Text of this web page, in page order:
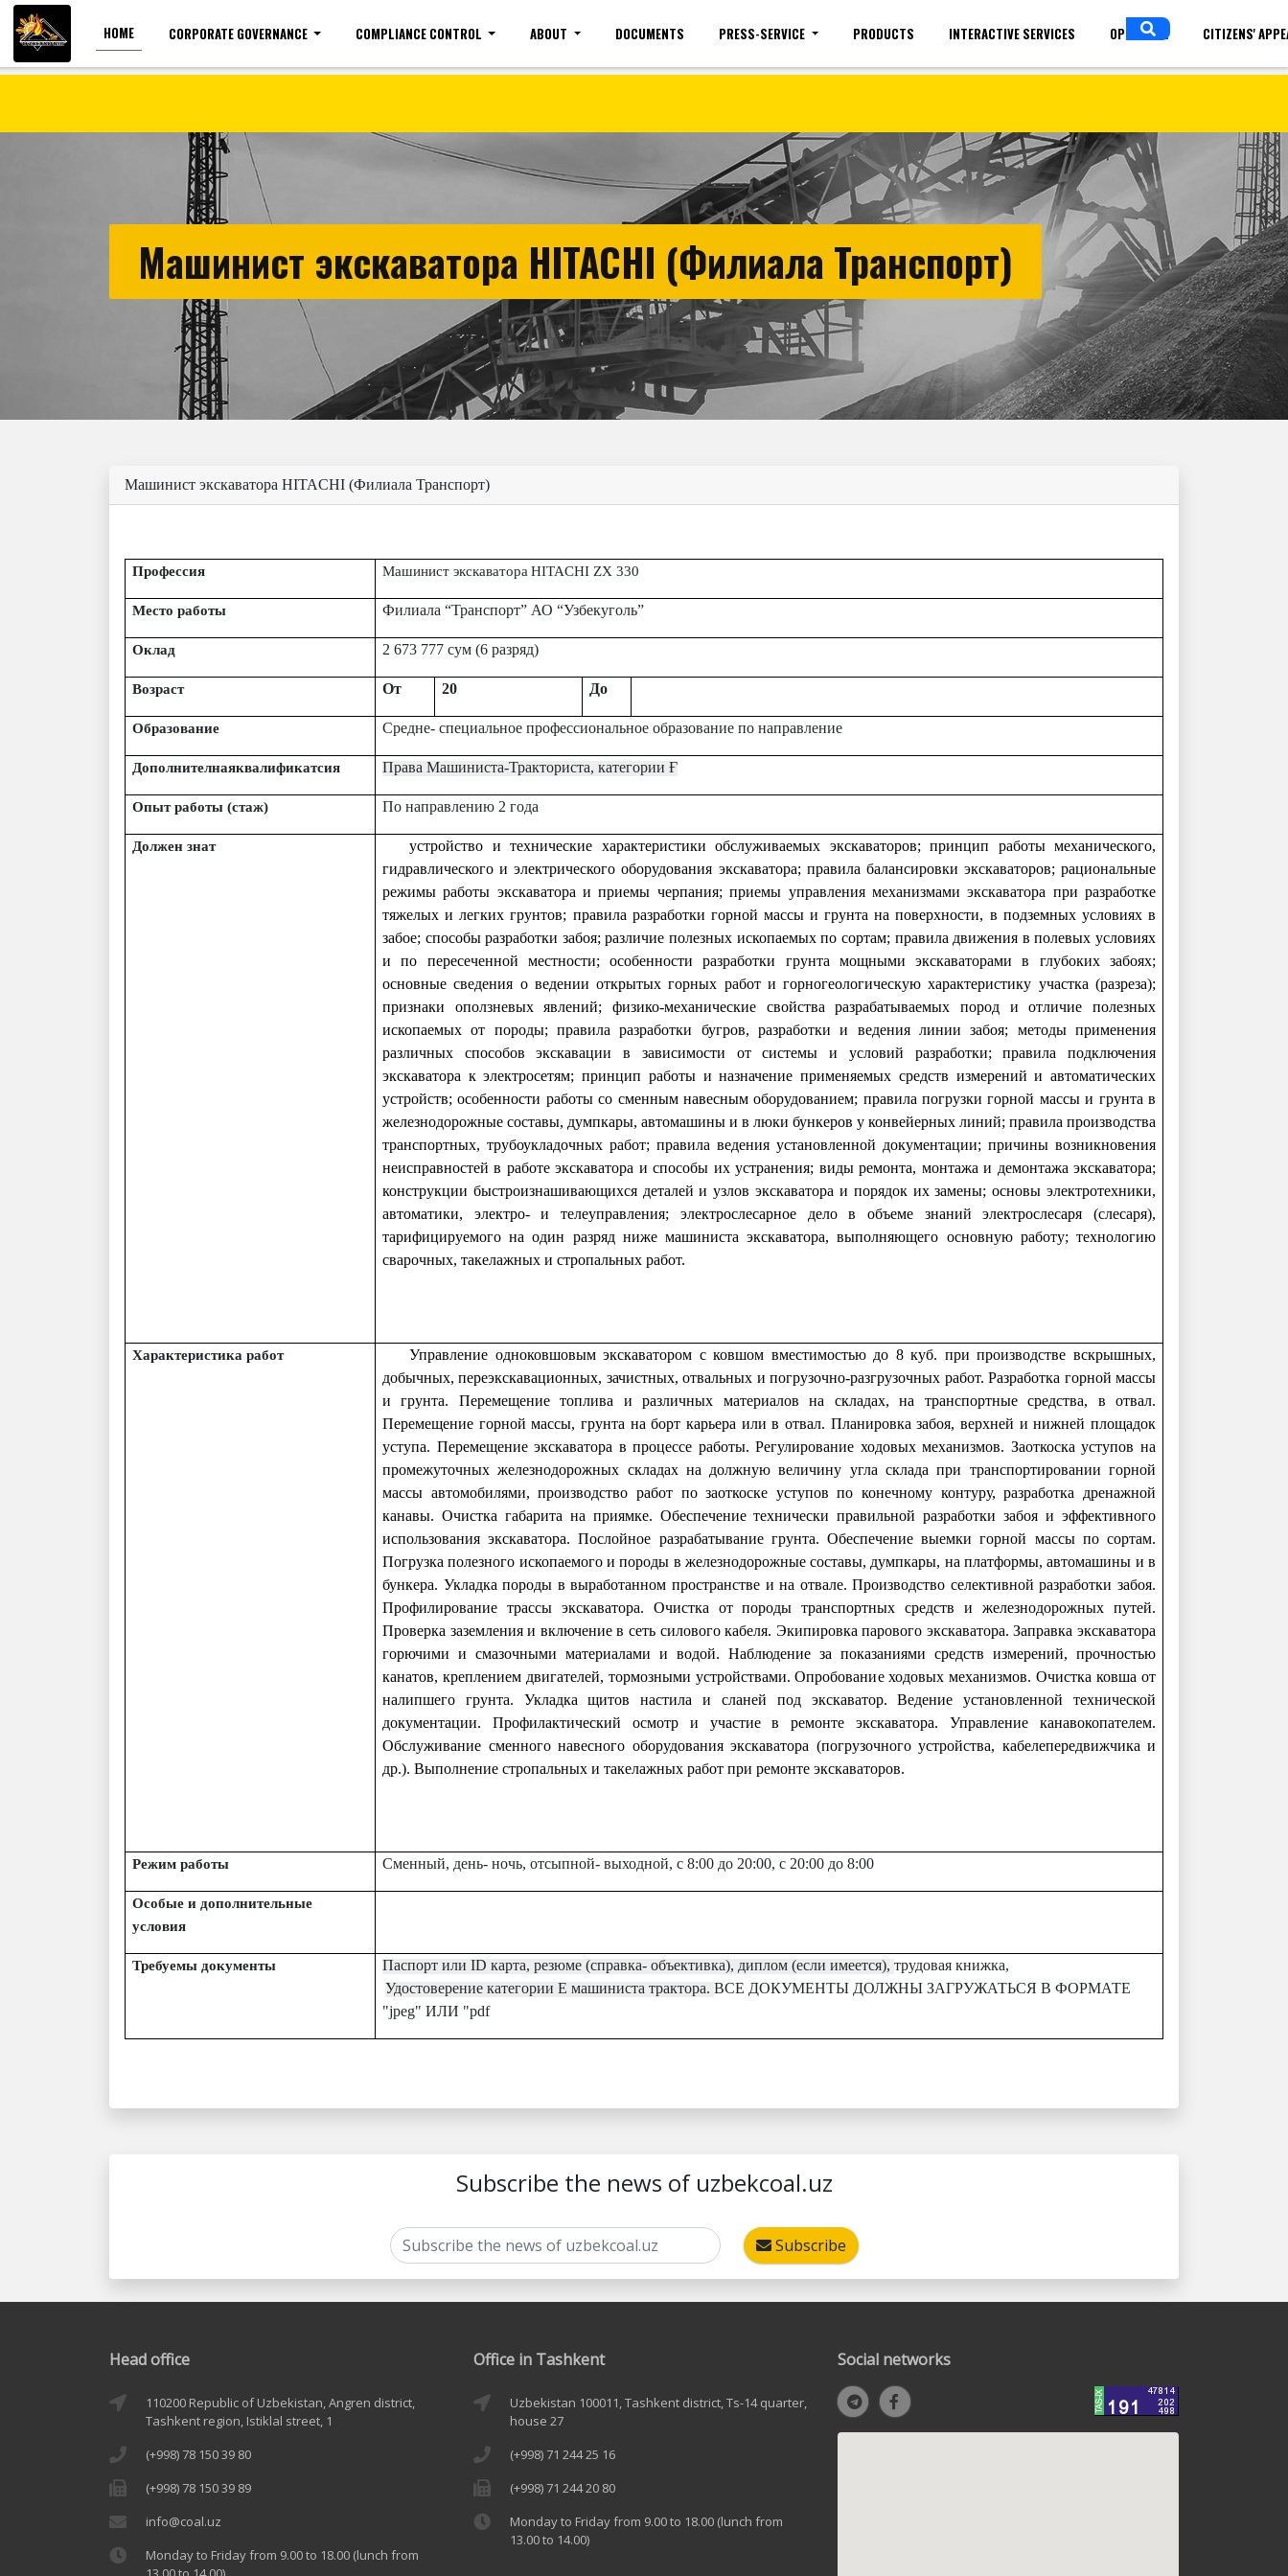
For the visually impaired Font size Site map Mobile version Vacancies(common) Sign in ENGLISH
HOME CORPORATE GOVERNANCE COMPLIANCE CONTROL ABOUT DOCUMENTS PRESS-SERVICE PRODUCTS INTERACTIVE SERVICES OPEN DATA CITIZENS'
Машинист экскаватора HITACHI (Филиала Транспорт)
Машинист экскаватора HITACHI (Филиала Транспорт)
Профессия Машинист экскаватора HITACHI ZX 330
Место работы Филиала “Транспорт” АО “Узбекуголь”
Оклад 2 673 777 сум (6 разряд)
Возраст От 20 До
Образование Средне- специальное профессиональное образование по направление
Дополнителнаяквалификатсия Права Машиниста-Тракториста, категории Ғ
Опыт работы (стаж) По направлению 2 года
Должен знат
устройство и технические характеристики обслуживаемых экскаваторов; принцип работы механического,
гидравлического и электрического оборудования экскаватора; правила балансировки экскаваторов; рациональные
режимы работы экскаватора и приемы черпания; приемы управления механизмами экскаватора при разработке
тяжелых и легких грунтов; правила разработки горной массы и грунта на поверхности, в подземных условиях в
забое; способы разработки забоя; различие полезных ископаемых по сортам; правила движения в полевых условиях
и по пересеченной местности; особенности разработки грунта мощными экскаваторами в глубоких забоях;
основные сведения о ведении открытых горных работ и горногеологическую характеристику участка (разреза);
признаки оползневых явлений; физико-механические свойства разрабатываемых пород и отличие полезных
ископаемых от породы; правила разработки бугров, разработки и ведения линии забоя; методы применения
различных способов экскавации в зависимости от системы и условий разработки; правила подключения
экскаватора к электросетям; принцип работы и назначение применяемых средств измерений и автоматических
устройств; особенности работы со сменным навесным оборудованием; правила погрузки горной массы и грунта в
железнодорожные составы, думпкары, автомашины и в люки бункеров у конвейерных линий; правила производства
транспортных, трубоукладочных работ; правила ведения установленной документации; причины возникновения
неисправностей в работе экскаватора и способы их устранения; виды ремонта, монтажа и демонтажа экскаватора;
конструкции быстроизнашивающихся деталей и узлов экскаватора и порядок их замены; основы электротехники,
автоматики, электро- и телеуправления; электрослесарное дело в объеме знаний электрослесаря (слесаря),
тарифицируемого на один разряд ниже машиниста экскаватора, выполняющего основную работу; технологию
сварочных, такелажных и стропальных работ.
Характеристика работ
Управление одноковшовым экскаватором с ковшом вместимостью до 8 куб. при производстве вскрышных,
добычных, переэкскавационных, зачистных, отвальных и погрузочно-разгрузочных работ. Разработка горной массы
и грунта. Перемещение топлива и различных материалов на складах, на транспортные средства, в отвал.
Перемещение горной массы, грунта на борт карьера или в отвал. Планировка забоя, верхней и нижней площадок
уступа. Перемещение экскаватора в процессе работы. Регулирование ходовых механизмов. Заоткоска уступов на
промежуточных железнодорожных складах на должную величину угла склада при транспортировании горной
массы автомобилями, производство работ по заоткоске уступов по конечному контуру, разработка дренажной
канавы. Очистка габарита на приямке. Обеспечение технически правильной разработки забоя и эффективного
использования экскаватора. Послойное разрабатывание грунта. Обеспечение выемки горной массы по сортам.
Погрузка полезного ископаемого и породы в железнодорожные составы, думпкары, на платформы, автомашины и в
бункера. Укладка породы в выработанном пространстве и на отвале. Производство селективной разработки забоя.
Профилирование трассы экскаватора. Очистка от породы транспортных средств и железнодорожных путей.
Проверка заземления и включение в сеть силового кабеля. Экипировка парового экскаватора. Заправка экскаватора
горючими и смазочными материалами и водой. Наблюдение за показаниями средств измерений, прочностью
канатов, креплением двигателей, тормозными устройствами. Опробование ходовых механизмов. Очистка ковша от
налипшего грунта. Укладка щитов настила и сланей под экскаватор. Ведение установленной технической
документации. Профилактический осмотр и участие в ремонте экскаватора. Управление канавокопателем.
Обслуживание сменного навесного оборудования экскаватора (погрузочного устройства, кабелепередвижчика и
др.). Выполнение стропальных и такелажных работ при ремонте экскаваторов.
Режим работы Сменный, день- ночь, отсыпной- выходной, с 8:00 до 20:00, с 20:00 до 8:00
Особые и дополнительные
условия
Требуемы документы Паспорт или ID карта, резюме (справка- объективка), диплом (если имеется), трудовая книжка, ​​​​​​​
Удостоверение категории Е машиниста трактора. ВСЕ ДОКУМЕНТЫ ДОЛЖНЫ ЗАГРУЖАТЬСЯ В ФОРМАТЕ
"jpeg" ИЛИ "pdf
Subscribe the news of uzbekcoal.uz
Subscribe
Head office
110200 Republic of Uzbekistan, Angren district,
Tashkent region, Istiklal street, 1
(+998) 78 150 39 80
(+998) 78 150 39 89
info@coal.uz
Monday to Friday from 9.00 to 18.00 (lunch from
Office in Tashkent
Uzbekistan 100011, Tashkent district, Ts-14 quarter,
house 27
(+998) 71 244 25 16
(+998) 71 244 20 80
Monday to Friday from 9.00 to 18.00 (lunch from
13.00 to 14.00)
Social networks